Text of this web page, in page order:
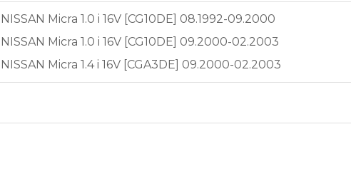
NISSAN Micra 1.0 i 16V [CG10DE] 08.1992-09.2000
NISSAN Micra 1.0 i 16V [CG10DE] 09.2000-02.2003
NISSAN Micra 1.4 i 16V [CGA3DE] 09.2000-02.2003